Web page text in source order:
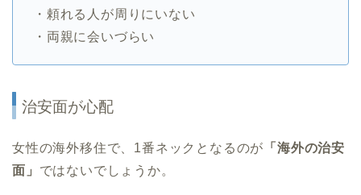
・頼れる人が周りにいない
・両親に会いづらい
治安面が心配
女性の海外移住で、1番ネックとなるのが 「海外の治安
面」 ではないでしょうか。